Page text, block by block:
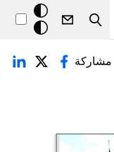
Search
خلفيّة
داكنة
مشاركة